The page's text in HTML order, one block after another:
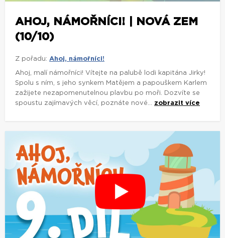
AHOJ, NÁMOŘNÍCI! | NOVÁ ZEM
(10/10)
Z pořadu: Ahoj, námořníci!
Ahoj, malí námořníci! Vítejte na palubě lodi kapitána Jirky!
Spolu s ním, s jeho synkem Matějem a papouškem Karlem
zažijete nezapomenutelnou plavbu po moři. Dozvíte se
spoustu zajímavých věcí, poznáte nové... zobrazit více